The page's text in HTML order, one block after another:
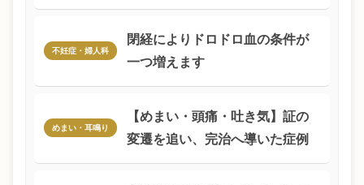
不妊症・婦人科
閉経によりドロドロ血の条件が
一つ増えます
めまい・耳鳴り
【めまい・頭痛・吐き気】証の
変遷を追い、完治へ導いた症例